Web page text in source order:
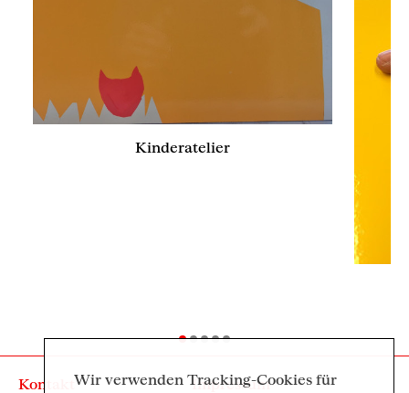
Wir verwenden Tracking-Cookies für
Kinderatelier
Kontakt
Impressum